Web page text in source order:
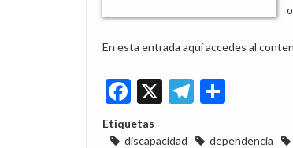
En esta entrada aquí accedes al
Facebook
X Telegram
Etiquetas
discapacidad
dependencia